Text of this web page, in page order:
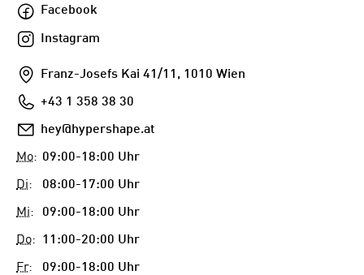
FacebookFacebook
Instagram
Instagram
AddresseFranz-Josefs Kai 41/11, 1010 Wien
Telefon+43 1 358 38 30
E-
hey@hypershape.at
Mo: 09:00-18:00 Uhr
Di: 08:00-17:00 Uhr
Mi: 09:00-18:00 Uhr
Do: 11:00-20:00 Uhr
Fr: 09:00-18:00 Uhr